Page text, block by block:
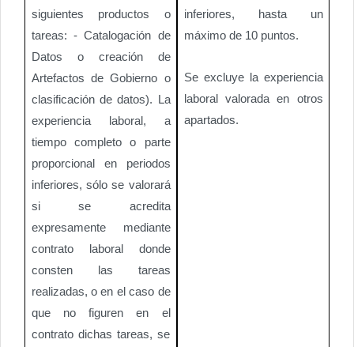
siguientes productos o
tareas: - Catalogación de
Datos o creación de
Artefactos de Gobierno o
clasificación de datos). La
experiencia laboral, a
tiempo completo o parte
proporcional en periodos
inferiores, sólo se valorará
si se acredita
expresamente mediante
contrato laboral donde
consten las tareas
realizadas, o en el caso de
que no figuren en el
contrato dichas tareas, se
inferiores, hasta un
máximo de 10 puntos.
Se excluye la experiencia
laboral valorada en otros
apartados.